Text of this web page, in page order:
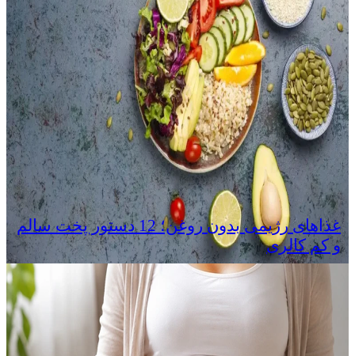
غذاهای رژیمی بدون روغن؛ 12 دستور پخت سالم
و کم‌ کالری